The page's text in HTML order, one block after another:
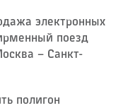
электронных
поезд
– ​Санкт-
полигон